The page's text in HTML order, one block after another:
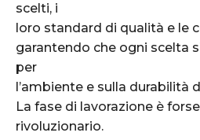
scelti, i
loro standard di qualità e le
garantendo che ogni scelta
per
l’ambiente e sulla durabilità
La fase di lavorazione è
rivoluzionario.